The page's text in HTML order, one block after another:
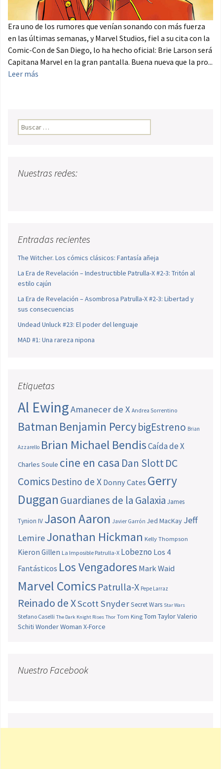
Era uno de los rumores que venían sonando con más fuerza
en las últimas semanas, y Marvel Studios, fiel a su cita con la
Comic-Con de San Diego, lo ha hecho oficial: Brie Larson será
Capitana Marvel en la gran pantalla. Buena nueva que la pro...
Leer más
Buscar:
Nuestras redes:
Entradas recientes
The Witcher. Los cómics clásicos: Fantasía añeja
La Era de Revelación – Indestructible Patrulla-X #2-3: Tritón al
estilo cajún
La Era de Revelación – Asombrosa Patrulla-X #2-3: Libertad y
sus consecuencias
Undead Unluck #23: El poder del lenguaje
MAD #1: Una rareza nipona
Etiquetas
Al EwingAmanecer de X Andrea Sorrentino
Batman Benjamin PercybigEstreno Brian
Azzarello Brian Michael BendisCaída de X
Charles Soule cine en casa Dan SlottDC
Comics Destino de X Donny Cates Gerry
Duggan Guardianes de la Galaxia James
Tynion IV Jason Aaron Javier Garrón Jed MacKay Jeff
LemireJonathan Hickman Kelly Thompson
Kieron Gillen La Imposible Patrulla-X Lobezno Los 4
Fantásticos Los Vengadores Mark Waid
Marvel Comics Patrulla-X Pepe Larraz
Reinado de XScott SnyderSecret Wars Star Wars
Stefano Caselli The Dark Knight Rises Thor Tom King Tom TaylorValerio
Schiti Wonder Woman X-Force
Nuestro Facebook